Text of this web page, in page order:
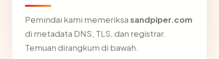
Pemindai kami memeriksasandpiper.com
di metadata DNS, TLS, dan registrar.
Temuan dirangkum di bawah.